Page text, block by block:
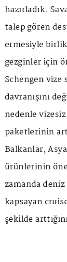
hazırladık.
talep gören
ermesiyle
gezginler için
Schengen
davranışını
nedenle
paketlerinin
Balkanlar,
ürünlerinin öne
zamanda
kapsayan
şekilde